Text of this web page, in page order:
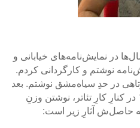
در نمایش‌نامه‌های خیابانی و
نوشتم و کارگردانی کردم.
در حدِ سیاه‌مشق نوشتم. بعد
از خروج از ایران در سالِ ۱۳۶۴ در کنارِ کارِ تئاتر، نوشتن وزنِ
حاصل‌ش آثارِ زیر است: